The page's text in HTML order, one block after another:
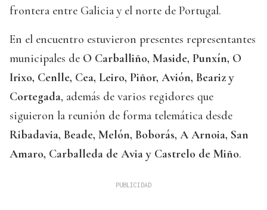
frontera entre Galicia y el norte de Portugal.
En el encuentro estuvieron presentes representantes
municipales de O Carballiño, Maside, Punxín, O
Irixo, Cenlle, Cea, Leiro, Piñor, Avión, Beariz y
Cortegada, además de varios regidores que
siguieron la reunión de forma telemática desde
Ribadavia, Beade, Melón, Boborás, A Arnoia, San
Amaro, Carballeda de Avia y Castrelo de Miño.